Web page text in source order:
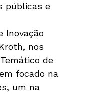
públicas e
Inovação
nos
de
focado na
um na